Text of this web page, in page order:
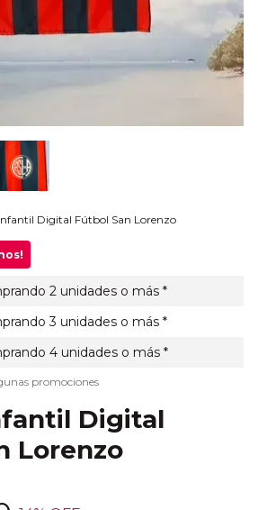
Digital Fútbol San Lorenzo
2 unidades o más *
3 unidades o más *
4 unidades o más *
promociones
Digital
Lorenzo